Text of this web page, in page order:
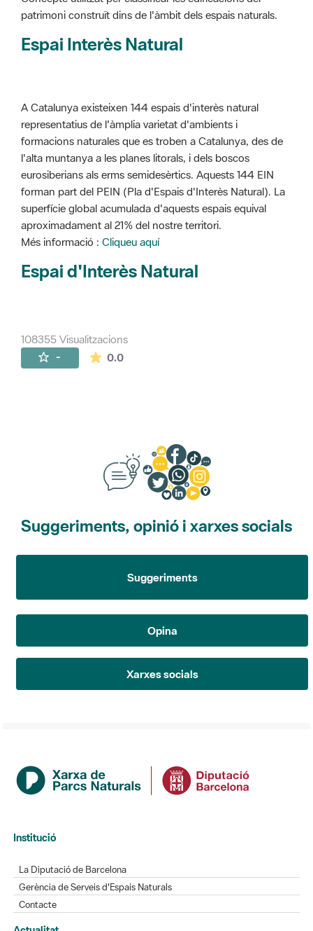
patrimoni construït dins de l'àmbit dels espais naturals.
Espai Interès Natural
A Catalunya existeixen 144 espais d'interès natural
representatius de l'àmplia varietat d'ambients i
formacions naturales que es troben a Catalunya, des de
l'alta muntanya a les planes litorals, i dels boscos
eurosiberians als erms semidesèrtics. Aquests 144 EIN
forman part del PEIN (Pla d'Espais d'Interès Natural). La
superfície global acumulada d'aquests espais equival
aproximadament al 21% del nostre territori.
Més informació : Cliqueu aquí
Espai d'Interès Natural
108355 Visualitzacions
- 0.0La mitjana de les valoracions és de 0
Suggeriments, opinió i xarxes socials
Suggeriments
Opina
Xarxes socials
Institució
La Diputació de Barcelona
Gerència de Serveis d'Espais Naturals
Contacte